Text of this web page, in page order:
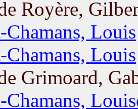
Royère,
Chamans, Louis
Chamans, Louis
Grimoard,
Chamans,